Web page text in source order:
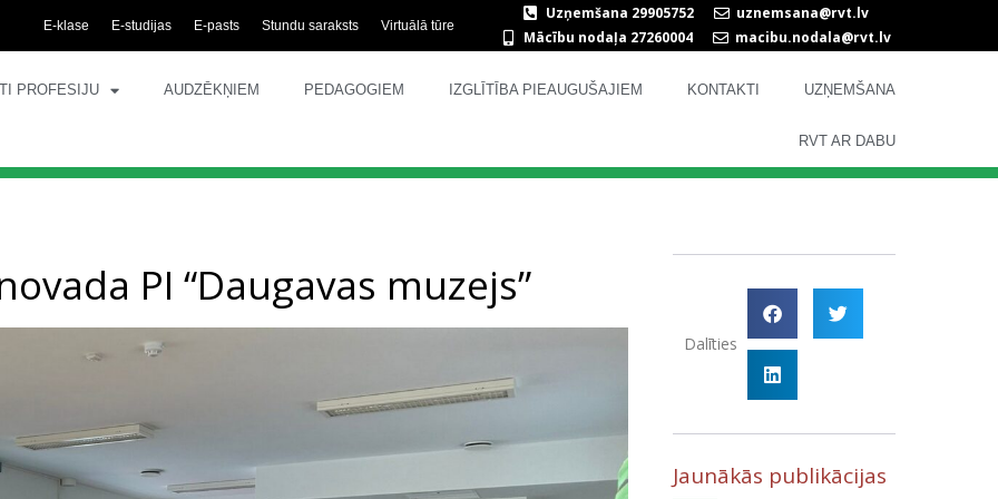
E-klase E-studijas E-pasts Stundu saraksts Virtuālā tūre
Uzņemšana 29905752
uznemsana@rvt.lv
Mācību nodaļa 27260004
macibu.nodala@rvt.lv
PROFESIJU AUDZĒKŅIEM PEDAGOGIEM IZGLĪTĪBA PIEAUGUŠAJIEM KONTAKTI UZŅEMŠANA
RVT AR DABU
PI “Daugavas muzejs”
Dalīties
Jaunākās publikācijas